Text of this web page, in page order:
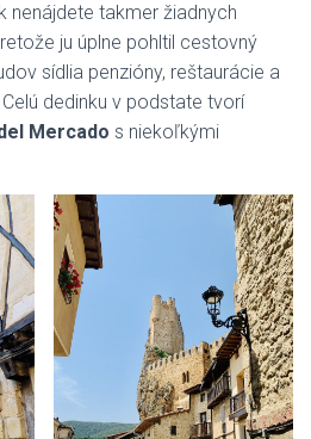
nenájdete takmer žiadnych
ju úplne pohltil cestovný
sídlia penzióny, reštaurácie a
dedinku v podstate tvorí
Mercado s niekoľkými